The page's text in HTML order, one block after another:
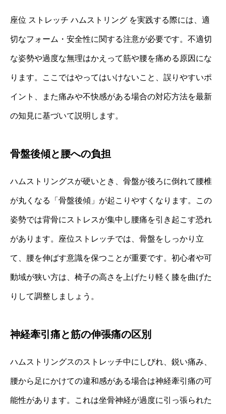
座位 ストレッチ ハムストリング を実践する際には、適
切なフォーム・安全性に関する注意が必要です。不適切
な姿勢や過度な無理はかえって筋や腰を痛める原因にな
ります。ここではやってはいけないこと、誤りやすいポ
イント、また痛みや不快感がある場合の対応方法を最新
の知見に基づいて説明します。
骨盤後傾と腰への負担
ハムストリングスが硬いとき、骨盤が後ろに倒れて腰椎
が丸くなる「骨盤後傾」が起こりやすくなります。この
姿勢では背骨にストレスが集中し腰痛を引き起こす恐れ
があります。座位ストレッチでは、骨盤をしっかり立
て、腰を伸ばす意識を保つことが重要です。初心者や可
動域が狭い方は、椅子の高さを上げたり軽く膝を曲げた
りして調整しましょう。
神経牽引痛と筋の伸張痛の区別
ハムストリングスのストレッチ中にしびれ、鋭い痛み、
腰から足にかけての違和感がある場合は神経牽引痛の可
能性があります。これは坐骨神経が過度に引っ張られた